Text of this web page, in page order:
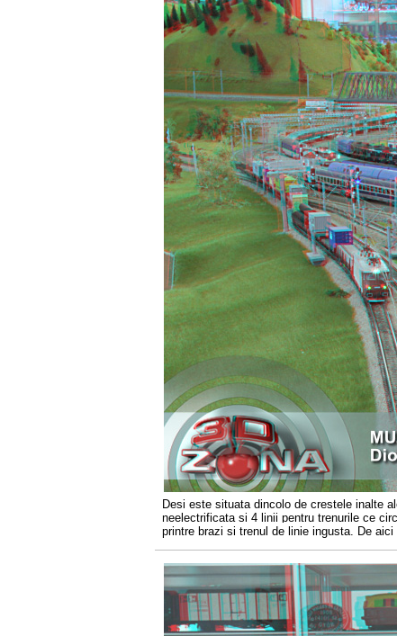
Desi este situata dincolo de crestele inalte
neelectrificata si 4 linii pentru trenurile ce
printre brazi si trenul de linie ingusta. De